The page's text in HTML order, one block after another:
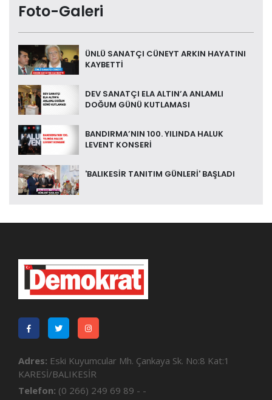
Foto-Galeri
ÜNLÜ SANATÇI CÜNEYT ARKIN HAYATINI
KAYBETTİ
DEV SANATÇI ELA ALTIN’A ANLAMLI
DOĞUM GÜNÜ KUTLAMASI
BANDIRMA’NIN 100. YILINDA HALUK
LEVENT KONSERİ
'BALIKESİR TANITIM GÜNLERİ' BAŞLADI
Adres: Eski Kuyumcular Mh. Çankaya Sk. No:8 Kat:1
KARESİ/BALIKESİR
Telefon: (0 266) 249 69 89 - -